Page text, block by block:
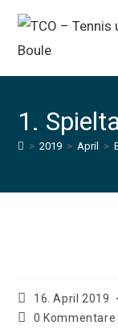
Inhalt
springen
1.
> 2019 > April >
Beitrag
veröffentlicht:
16. April 2019
Beitrags-
0 Kommentare